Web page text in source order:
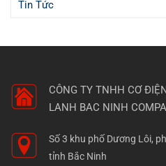
Tin Tức
CÔNG TY TNHH CƠ
LANH BAC NINH
Số 3 khu phố Dương Lôi,
tỉnh Bắc Ninh